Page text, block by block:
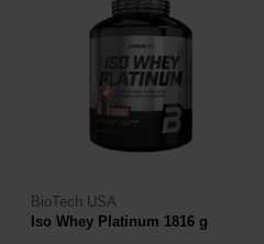
BioTech USA
Iso Whey Platinum 1816 g